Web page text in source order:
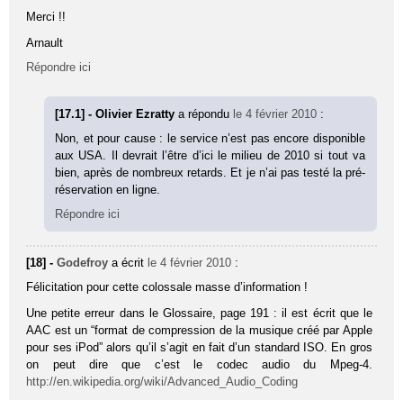
Merci !!
Arnault
Répondre ici
[17.1] - Olivier Ezrattya répondu le 4 février 2010 :
Non, et pour cause : le service n’est pas encore disponible
aux USA. Il devrait l’être d’ici le milieu de 2010 si tout va
bien, après de nombreux retards. Et je n’ai pas testé la pré-
réservation en ligne.
Répondre ici
[18] -Godefroy a écrit le 4 février 2010 :
Félicitation pour cette colossale masse d’information !
Une petite erreur dans le Glossaire, page 191 : il est écrit que le
AAC est un “format de compression de la musique créé par Apple
pour ses iPod” alors qu’il s’agit en fait d’un standard ISO. En gros
on peut dire que c’est le codec audio du Mpeg-4.
http://en.wikipedia.org/wiki/Advanced_Audio_Coding